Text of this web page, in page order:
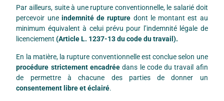
Par ailleurs, suite à une rupture conventionnelle, le salarié doit
percevoir une indemnité de rupture dont le montant est au
minimum équivalent à celui prévu pour l’indemnité légale de
licenciement(Article L. 1237-13 du code du travail).
En la matière, la rupture conventionnelle est conclue selon une
procédure strictement encadréedans le code du travail afin
de permettre à chacune des parties de donner un
consentement libre et éclairé.